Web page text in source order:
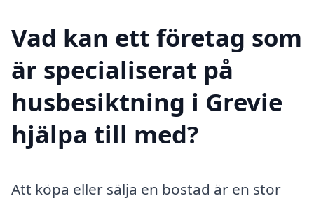
Vad kan ett företag som
är specialiserat på
husbesiktning i Grevie
hjälpa till med?
Att köpa eller sälja en bostad är en stor